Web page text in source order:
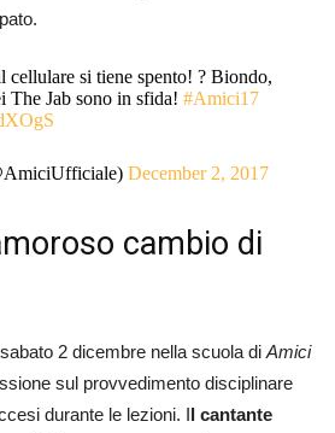
cellulare si tiene spento! ? Biondo,
The Jab sono in sfida!#Amici17
December 2, 2017
cambio di
2 dicembre nella scuola di Amici
sul provvedimento disciplinare
durante le lezioni. Il cantante